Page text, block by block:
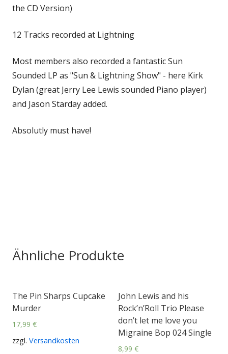
the CD Version)
12 Tracks recorded at Lightning
Most members also recorded a fantastic Sun
Sounded LP as "Sun & Lightning Show" - here Kirk
Dylan (great Jerry Lee Lewis sounded Piano player)
and Jason Starday added.
Absolutly must have!
Ähnliche Produkte
The Pin Sharps Cupcake
Murder
17,99 €
zzgl. Versandkosten
John Lewis and his
Rock’n’Roll Trio Please
don’t let me love you
Migraine Bop 024 Single
8,99 €